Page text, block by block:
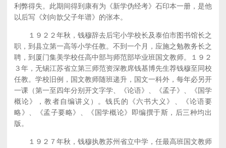
利弊得失。此期间得到康有为《新学伪经考》石印本一册，是他
以后写《刘向歆父子年谱》的张本。
１９２２年秋，钱穆辞去后宅小学校长及泰伯市图书馆长之
职，到县立第一高等小学任教。不到一个月，应施之勉教务长之
聘，到厦门集美学校任高中部与师范部毕业班国文教师。１９２
３年，无锡江苏省立第三师范资深教席钱基博先生荐钱穆至同校
任教。学校旧例，国文教师随班递升，国文一科外，每年必另开
一课（第一至四年分别开文字学、《论语》、《孟子》、《国学
概论》，教者自编讲义）。钱氏的《六书大义》、《论语要
略》、《孟子要略》、《国学概论》即编撰于斯，后三种均出
版。
１９２７年秋，钱穆执教苏州省立中学，任最高班国文教师